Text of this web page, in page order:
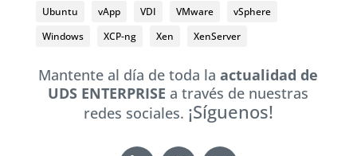
Ubuntu
vApp VDI VMware
vSphere
Windows
XCP-ng Xen XenServer
Mantente al día de toda laactualidad de
UDS ENTERPRISEa través de nuestras
redes sociales. ¡Síguenos!